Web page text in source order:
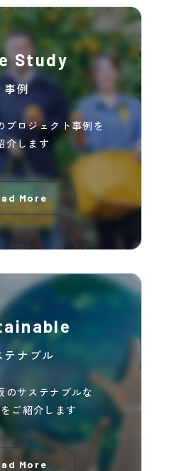
Study
事例
プロジェクト事例を
介します
More
テナブル
のサステナブルな
ご紹介します
More